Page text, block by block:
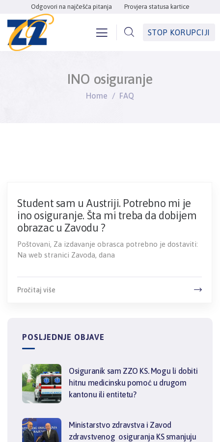
Odgovori na najčešća pitanja Provjera statusa kartice
STOP KORUPCIJI
INO osiguranje
Home FAQ
Student sam u Austriji. Potrebno mi je
ino osiguranje. Šta mi treba da dobijem
obrazac u Zavodu ?
Poštovani, Za izdavanje obrasca potrebno je dostaviti:
Na web stranici Zavoda, dana
Pročitaj više
POSLJEDNJE OBJAVE
Osiguranik sam ZZO KS. Mogu li dobiti
hitnu medicinsku pomoć u drugom
kantonu ili entitetu?
Ministarstvo zdravstva i Zavod
zdravstvenog osiguranja KS smanjuju